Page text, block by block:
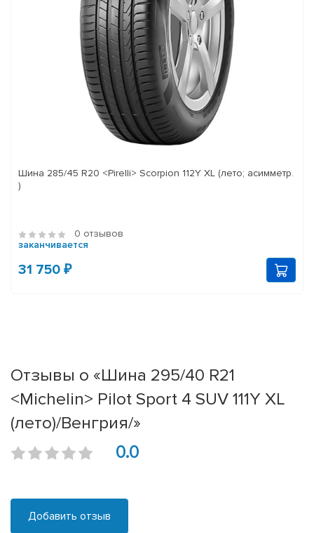
Шина 285/45 R20 <Pirelli> Scorpion 112Y XL (лето; асимметр.
)
0 отзывов
заканчивается
31 750 ₽
Отзывы о «Шина 295/40 R21
<Michelin> Pilot Sport 4 SUV 111Y XL
(лето)/Венгрия/»
0.0
Добавить отзыв